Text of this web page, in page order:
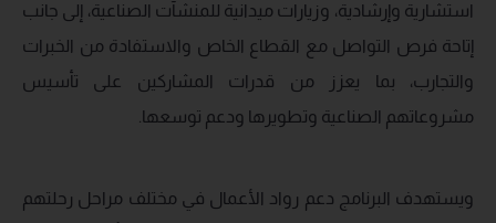
استشارية وإرشادية، وزيارات ميدانية للمنشآت الصناعية، إلى جانب
إتاحة فرص التواصل مع القطاع الخاص والاستفادة من الخبرات
والتجارب، بما يعزز من قدرات المشاركين على تأسيس
مشروعاتهم الصناعية وتطويرها ودعم توسعها.
ويستهدف البرنامج دعم رواد الأعمال في مختلف مراحل رحلتهم